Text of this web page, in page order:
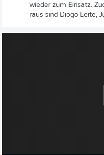
wieder zum Einsatz.
raus sind Diogo Leite,